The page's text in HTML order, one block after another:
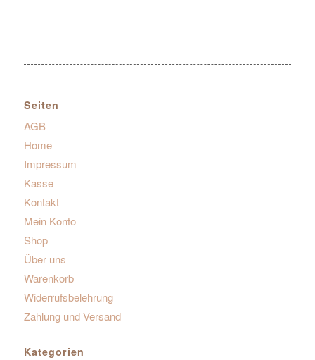
Seiten
AGB
Home
Impressum
Kasse
Kontakt
Mein Konto
Shop
Über uns
Warenkorb
Widerrufsbelehrung
Zahlung und Versand
Kategorien